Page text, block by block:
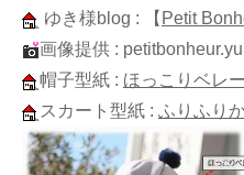
ゆき様blog : 【 Petit
画像提供 :
帽子型紙 : ほっこりベレー
スカート型紙 : ふりふり